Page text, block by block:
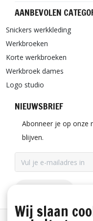
AANBEVOLEN
Snickers werkkleding
Werkbroeken
Korte werkbroeken
Werkbroek dames
Logo studio
NIEUWSBRIEF
Abonneer je op onze
blijven.
Wij slaan